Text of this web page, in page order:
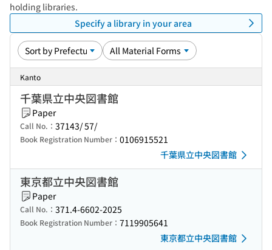
holding libraries.
Specify a library in your area
Kanto
千葉県立中央図書館
Paper
Call No.： 37143/ 57/
Book Registration Number： 0106915521
千葉県立中央図書館
東京都立中央図書館
Paper
Call No.： 371.4-6602-2025
Book Registration Number： 7119905641
東京都立中央図書館